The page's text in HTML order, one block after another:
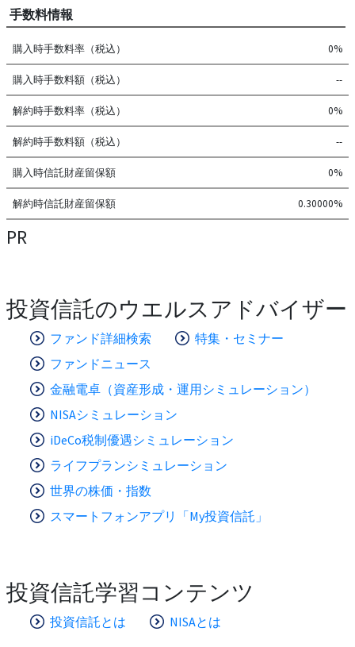
手数料情報
購入時手数料率（税込） 0%
購入時手数料額（税込） --
解約時手数料率（税込） 0%
解約時手数料額（税込） --
購入時信託財産留保額 0%
解約時信託財産留保額 0.30000%
PR
投資信託のウエルスアドバイザー
ファンド詳細検索
特集・セミナー
ファンドニュース
金融電卓（資産形成・運用シミュレーション）
NISAシミュレーション
iDeCo税制優遇シミュレーション
ライフプランシミュレーション
世界の株価・指数
スマートフォンアプリ「My投資信託」
投資信託学習コンテンツ
投資信託とは NISAとは